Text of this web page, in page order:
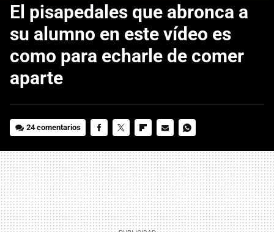
El pisapedales que abronca a
su alumno en este vídeo es
como para echarle de comer
aparte
24 comentarios
MAIL